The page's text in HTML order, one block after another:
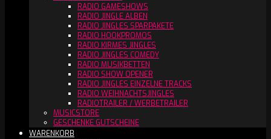
RADIO GAMESHOWS
RADIO JINGLE ALBEN
RADIO JINGLES SPARPAKETE
RADIO HOOKPROMOS
RADIO KIRMES JINGLES
RADIO JINGLES COMEDY
RADIO MUSIKBETTEN
RADIO SHOW OPENER
RADIO JINGLES EINZELNE TRACKS
RADIO WEIHNACHTSJINGLES
RADIOTRAILER / WERBETRAILER
MUSICSTORE
GESCHENKE GUTSCHEINE
WARENKORB